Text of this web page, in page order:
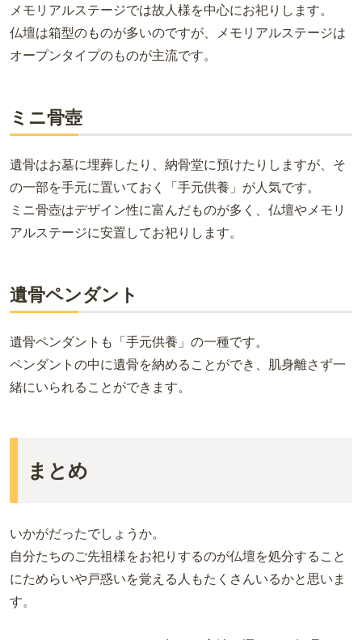
メモリアルステージでは故人様を中心にお祀りします。
仏壇は箱型のものが多いのですが、メモリアルステージは
オープンタイプのものが主流です。
ミニ骨壺
遺骨はお墓に埋葬したり、納骨堂に預けたりしますが、そ
の一部を手元に置いておく「手元供養」が人気です。
ミニ骨壺はデザイン性に富んだものが多く、仏壇やメモリ
アルステージに安置してお祀りします。
遺骨ペンダント
遺骨ペンダントも「手元供養」の一種です。
ペンダントの中に遺骨を納めることができ、肌身離さず一
緒にいられることができます。
まとめ
いかがだったでしょうか。
自分たちのご先祖様をお祀りするのが仏壇を処分すること
にためらいや戸惑いを覚える人もたくさんいるかと思いま
す。